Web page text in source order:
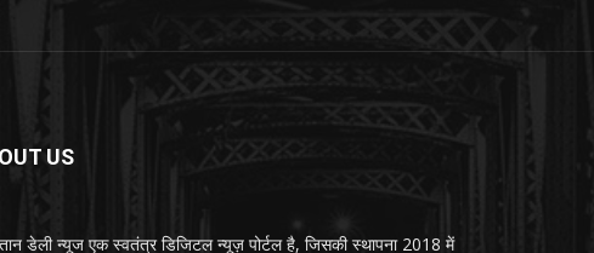
US
डेली न्यूज एक स्वतंत्र डिजिटल न्यूज़ पोर्टल है, जिसकी स्थापना 2018 में